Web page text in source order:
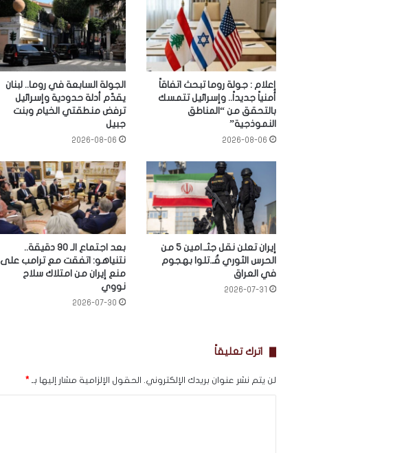
إعلام : جولة روما تبحث اتفاقاً
أمنياً جديداً.. وإسرائيل تتمسك
بالتحقق من “المناطق
النموذجية”
2026-08-06
الجولة السابعة في روما.. لبنان
يقدّم أدلة حدودية وإسرائيل
ترفض منطقتي الخيام وبنت
جبيل
2026-08-06
إيران تعلن نقل جثـ.امين 5 من
الحرس الثوري قُـ.تلوا بهجوم
في العراق
2026-07-31
بعد اجتماع الـ 90 دقيقة..
نتنياهو: اتفقت مع ترامب على
منع إيران من امتلاك سلاح
نووي
2026-07-30
اترك تعليقاً
لن يتم نشر عنوان بريدك الإلكتروني. الحقول الإلزامية مشار إليها بـ *